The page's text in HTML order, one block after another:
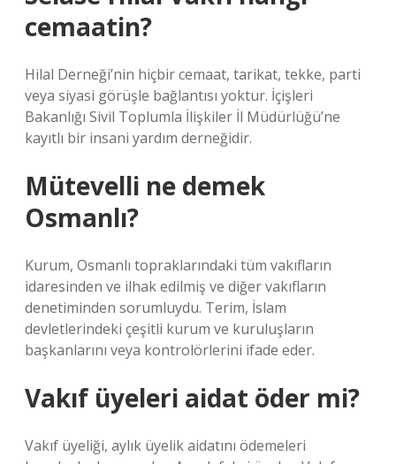
cemaatin?
Hilal Derneği’nin hiçbir cemaat, tarikat, tekke, parti
veya siyasi görüşle bağlantısı yoktur. İçişleri
Bakanlığı Sivil Toplumla İlişkiler İl Müdürlüğü’ne
kayıtlı bir insani yardım derneğidir.
Mütevelli ne demek
Osmanlı?
Kurum, Osmanlı topraklarındaki tüm vakıfların
idaresinden ve ilhak edilmiş ve diğer vakıfların
denetiminden sorumluydu. Terim, İslam
devletlerindeki çeşitli kurum ve kuruluşların
başkanlarını veya kontrolörlerini ifade eder.
Vakıf üyeleri aidat öder mi?
Vakıf üyeliği, aylık üyelik aidatını ödemeleri